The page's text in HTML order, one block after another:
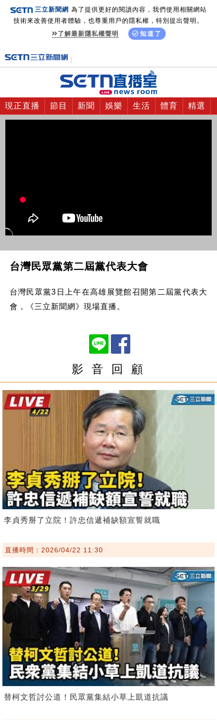
三立新聞網 為了提供更好的閱讀內容，我們使用相關網站
技術來改善使用者體驗，也尊重用戶的隱私權，特別提出聲明。
了解最新隱私權聲明
知道了
現正直播 節目 新聞 娛樂 生活 體育 精選
台灣民眾黨第二屆黨代表大會
台灣民眾黨3日上午在高雄展覽館召開第二屆黨代表大
會，《三立新聞網》現場直播。
影 音 回 顧
李貞秀掰了立院！許忠信遞補缺額宣誓就職
直播時間：2026/04/22 11:30
替柯文哲討公道！民眾黨集結小草上凱道抗議